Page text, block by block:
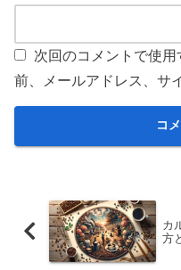
次回のコメントで使
前、メールアドレス、サ
カ
方